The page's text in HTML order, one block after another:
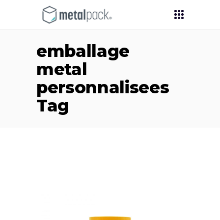
emballage
metal
personnalisees
Tag